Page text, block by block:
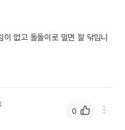
없고 돌돌이로 밀면 잘 닦입니
0